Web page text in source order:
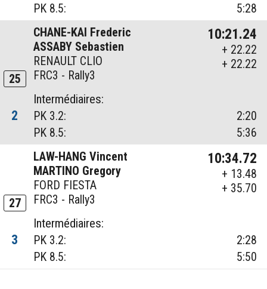
PK 8.5:
5:28
25
CHANE-KAI Frederic
ASSABY Sebastien
RENAULT CLIO
FRC3 - Rally3
10:21.24
+ 22.22
+ 22.22
2
Intermédiaires:
PK 3.2:
2:20
PK 8.5:
5:36
27
LAW-HANG Vincent
MARTINO Gregory
FORD FIESTA
FRC3 - Rally3
10:34.72
+ 13.48
+ 35.70
3
Intermédiaires:
PK 3.2:
2:28
PK 8.5:
5:50